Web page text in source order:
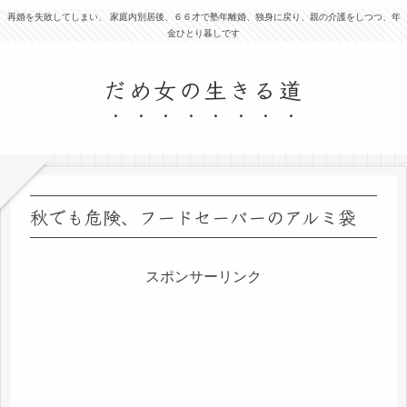
再婚を失敗してしまい、 家庭内別居後、６６才で塾年離婚、独身に戻り、親の介護をしつつ、年
金ひとり暮しです
だめ女の生きる道
秋でも危険、フードセーバーのアルミ袋
スポンサーリンク